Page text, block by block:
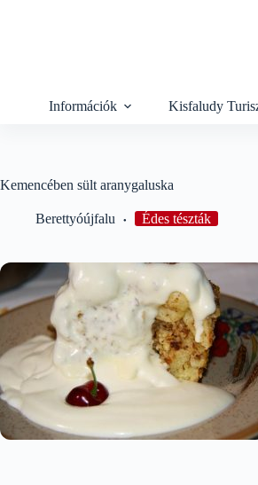
Információk Kisfaludy
Kemencében sült aranygaluska
Berettyóújfalu Édes tészták